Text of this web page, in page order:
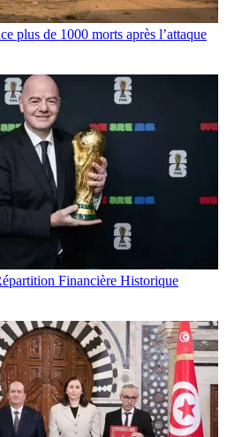
plus de 1000 morts après l’attaque
Financière Historique